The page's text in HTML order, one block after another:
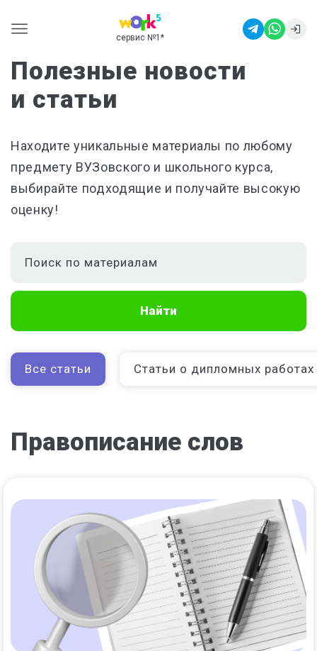
сервис №1 *
Полезные новости
и статьи
Находите уникальные материалы по любому
предмету ВУЗовского и школьного курса,
выбирайте подходящие и получайте высокую
оценку!
Найти
Все статьи Статьи о дипломных работах
Правописание слов